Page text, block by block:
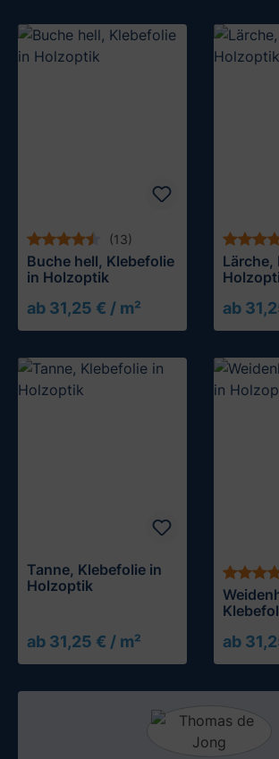
(13)
Buche hell, Klebefolie
in Holzoptik
ab 31,25 € / m²
Muster testen
Lärche,
ab
Tanne, Klebefolie in
Holzoptik
ab 31,25 € / m²
Muster testen ab